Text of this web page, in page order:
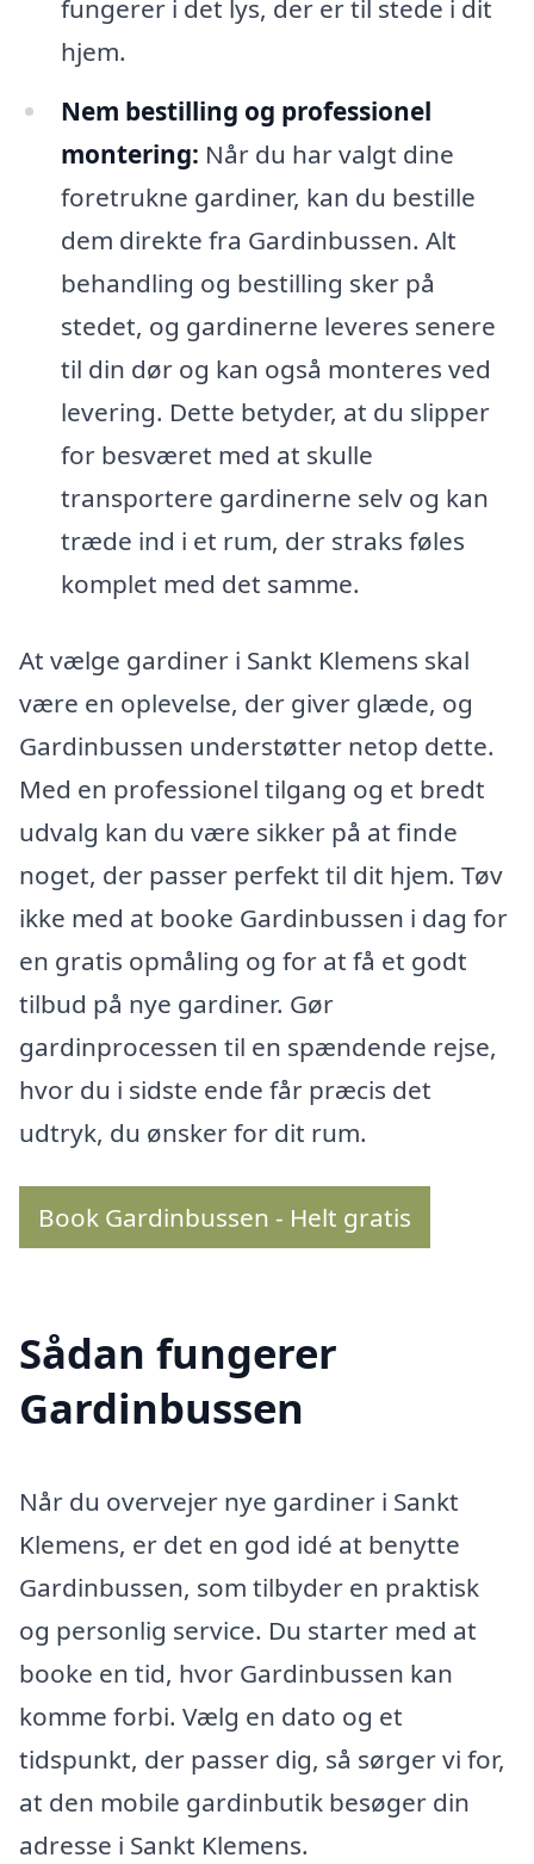
fungerer i det lys, der er til stede i dit
hjem.
Nem bestilling og professionel
montering: Når du har valgt dine
foretrukne gardiner, kan du bestille
dem direkte fra Gardinbussen. Alt
behandling og bestilling sker på
stedet, og gardinerne leveres senere
til din dør og kan også monteres ved
levering. Dette betyder, at du slipper
for besværet med at skulle
transportere gardinerne selv og kan
træde ind i et rum, der straks føles
komplet med det samme.
At vælge gardiner i Sankt Klemens skal
være en oplevelse, der giver glæde, og
Gardinbussen understøtter netop dette.
Med en professionel tilgang og et bredt
udvalg kan du være sikker på at finde
noget, der passer perfekt til dit hjem. Tøv
ikke med at booke Gardinbussen i dag for
en gratis opmåling og for at få et godt
tilbud på nye gardiner. Gør
gardinprocessen til en spændende rejse,
hvor du i sidste ende får præcis det
udtryk, du ønsker for dit rum.
Book Gardinbussen - Helt gratis
Sådan fungerer
Gardinbussen
Når du overvejer nye gardiner i Sankt
Klemens, er det en god idé at benytte
Gardinbussen, som tilbyder en praktisk
og personlig service. Du starter med at
booke en tid, hvor Gardinbussen kan
komme forbi. Vælg en dato og et
tidspunkt, der passer dig, så sørger vi for,
at den mobile gardinbutik besøger din
adresse i Sankt Klemens.